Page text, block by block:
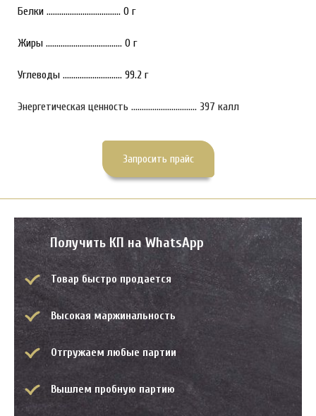
Белки ................................... 0 г
Жиры .................................... 0 г
Углеводы ............................ 99.2 г
Энергетическая ценность ............................... 397 калл
Запросить прайс
Получить КП на WhatsApp
Товар быстро продается
Высокая маржинальность
Отгружаем любые партии
Вышлем пробную партию